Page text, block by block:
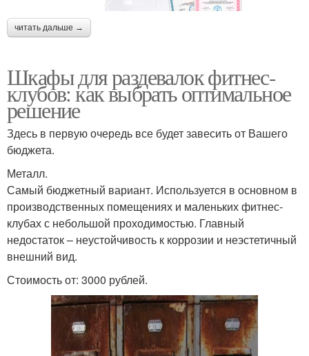
читать дальше →
Шкафы для раздевалок фитнес-
клубов: как выбрать оптимальное
решение
Здесь в первую очередь все будет завесить от Вашего
бюджета.
Металл.
Самый бюджетный вариант. Используется в основном в
производственных помещениях и маленьких фитнес-
клубах с небольшой проходимостью. Главный
недостаток – неустойчивость к коррозии и неэстетичный
внешний вид.
Стоимость от: 3000 рублей.